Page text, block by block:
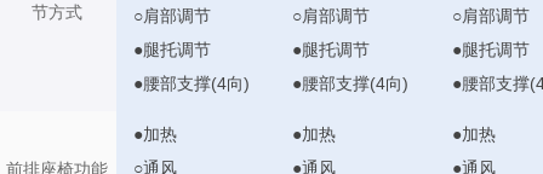
节方式
前排座椅功能
○肩部调节
●腿托调节
●腰部支撑(4向)
○肩部调节
●腿托调节
●腰部支撑(4向)
○肩部调节
●腿托调节
●腰部支撑
●加热
○通风
●加热
●通风
●加热
●通风